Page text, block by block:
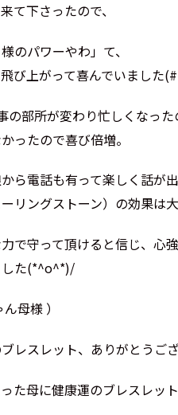
て下さったので、
のパワーやわ」て、
び上がって喜んでいました
部所が変わり忙しくなった
ったので喜び倍増。
ら電話も有って楽しく話が出
リングストーン）の効果
で守って頂けると信じ、心
した(*^o^*)/
母様 ）
レスレット、ありがとうご
た母に健康運のブレスレット